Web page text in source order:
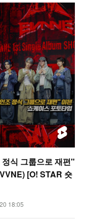
식 그룹으로 재편"
[O! STAR 숏
18:05